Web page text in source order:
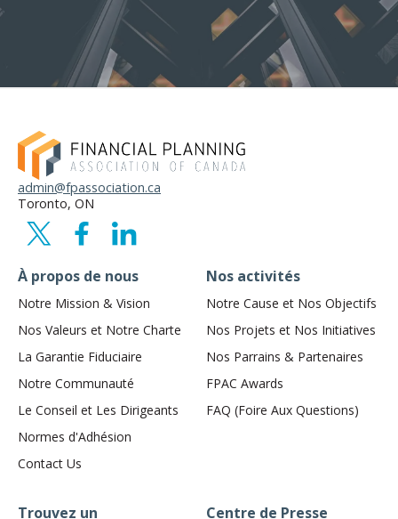
admin@fpassociation.ca
Toronto, ON
À propos de nous
Notre Mission & Vision
Nos Valeurs et Notre Charte
La Garantie Fiduciaire
Notre Communauté
Le Conseil et Les Dirigeants
Normes d'Adhésion
Contact Us
Nos activités
Notre Cause et Nos Objectifs
Nos Projets et Nos Initiatives
Nos Parrains & Partenaires
FPAC Awards
FAQ (Foire Aux Questions)
Trouvez un Centre de Presse